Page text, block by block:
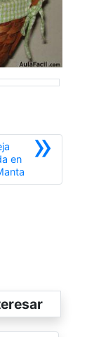
»
en
Siguiente